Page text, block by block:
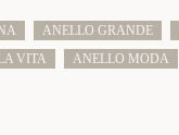
ANELLO GRANDE
VITA
ANELLO MODA